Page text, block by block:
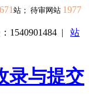
站； 待审网站 1977
1540901484 | 站
录与提交